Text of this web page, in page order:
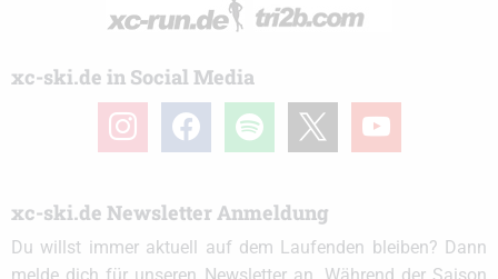
xc-ski.de in Social Media
instagramfacebook spotify youtube
xc-ski.de Newsletter Anmeldung
Du willst immer aktuell auf dem Laufenden bleiben? Dann